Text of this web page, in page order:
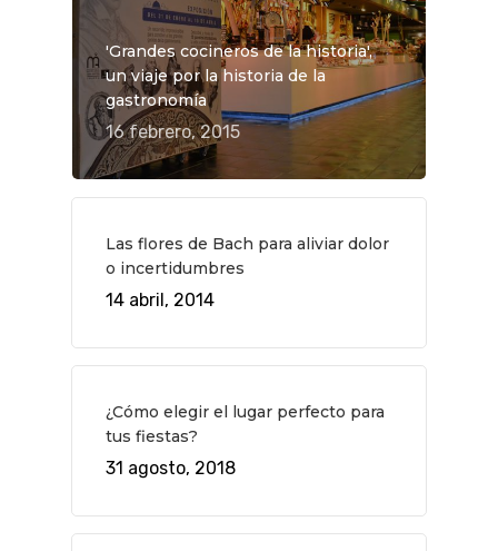
'Grandes cocineros de la historia',
un viaje por la historia de la
gastronomía
16 febrero, 2015
Las flores de Bach para aliviar dolor
o incertidumbres
14 abril, 2014
¿Cómo elegir el lugar perfecto para
tus fiestas?
31 agosto, 2018
Museos Y
Restaurantes
VIAJES